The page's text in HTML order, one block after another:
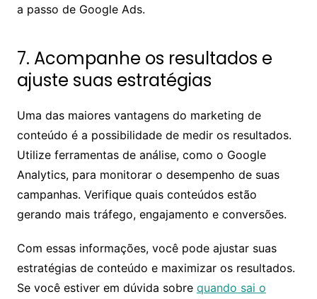
a passo de Google Ads.
7. Acompanhe os resultados e
ajuste suas estratégias
Uma das maiores vantagens do marketing de
conteúdo é a possibilidade de medir os resultados.
Utilize ferramentas de análise, como o Google
Analytics, para monitorar o desempenho de suas
campanhas. Verifique quais conteúdos estão
gerando mais tráfego, engajamento e conversões.
Com essas informações, você pode ajustar suas
estratégias de conteúdo e maximizar os resultados.
Se você estiver em dúvida sobre quando sai o